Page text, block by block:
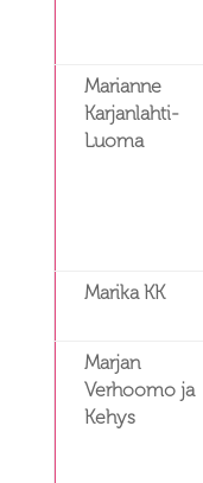
Marianne
Karjanlahti-
Luoma
Marika KK
Marjan
Verhoomo ja
Kehys